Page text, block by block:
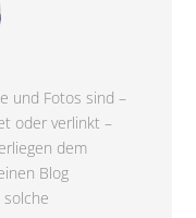
und Fotos sind –
oder verlinkt –
dem
Blog